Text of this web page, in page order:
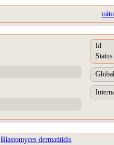
Id
Status
Blastomyces dermatitidis